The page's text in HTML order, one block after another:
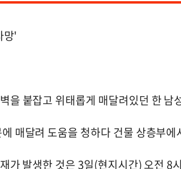
망'
을 붙잡고 위태롭게 매달려있던 한 남
매달려 도움을 청하다 건물 상층부에
가 발생한 것은 3일(현지시간) 오전 8